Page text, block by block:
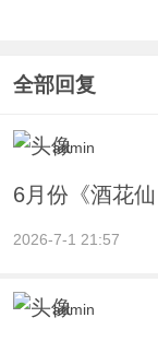
全部回复
admin
6月份《酒花
2026-7-1 21:57
admin